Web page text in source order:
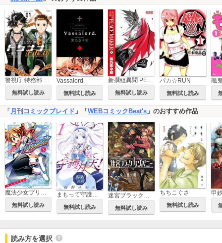
無料試し読み
Vassalord.
無料試し読み
新撰組異聞 PEACE MAKER
無料試し読み
パカ☆RUN
無料試し読み
「月刊コミックブレイド 」「WEBコミックBeat's 」のおすすめ作品
無料試し読み
まもって守護月天！ 解封の章
無料試し読み
迷宮ブラックカンパニー
無料試し読み
ちちこぐさ
無料試し読み
読み方を選択